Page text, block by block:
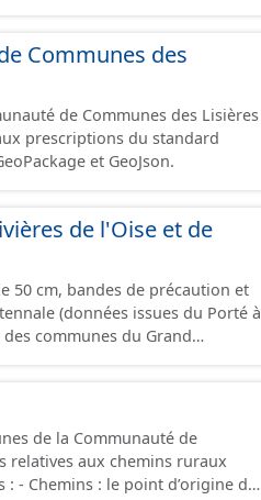
filtré au-delà des prescriptions
Communes des
de Communes des Lisières
prescriptions du standard
et GeoJson.
de l'Oise et de
50 cm, bandes de précaution et
(données issues du Porté à
communes du Grand
de la Communauté de
relatives aux chemins ruraux